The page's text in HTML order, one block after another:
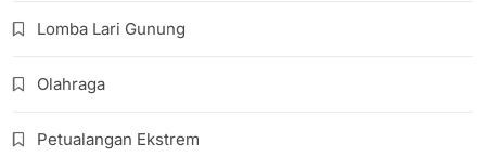
Lomba Lari Gunung
Olahraga
Petualangan Ekstrem